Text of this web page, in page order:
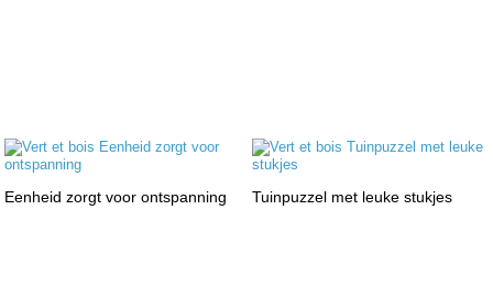
Eenheid zorgt voor ontspanning Tuinpuzzel met leuke stukjes